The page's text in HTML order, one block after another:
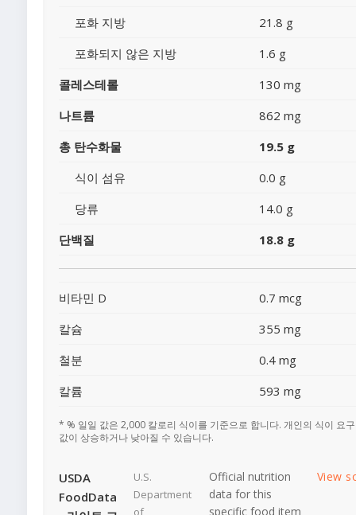
포화 지방
21.8 g
포화되지 않은 지방
1.6 g
콜레스테롤
130 mg
나트륨
862 mg
총 탄수화물
19.5 g
식이 섬유
0.0 g
당류
14.0 g
단백질
18.8 g
비타민 D
0.7 mcg
칼슘
355 mg
철분
0.4 mg
칼륨
593 mg
* % 일일 값은 2,000 칼로리 식이를 기준으로 합니다. 개인의 식이 요
값이 상승하거나 낮아질 수 있습니다.
USDA
FoodData
U.S.
Department
of
Official nutrition
data for this
specific food item
View